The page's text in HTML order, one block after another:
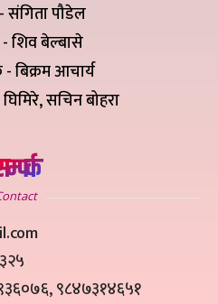
संगिता पौडेल
शिव बेल्बासे
बिक्रम आचार्य
सचिन बोहरा
९८४७३१४६५१